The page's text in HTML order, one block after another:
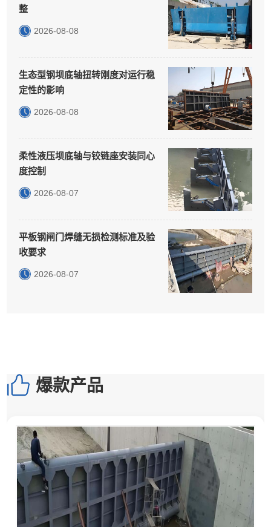
整
2026-08-08
生态型钢坝底轴扭转刚度对运行稳
定性的影响
2026-08-08
柔性液压坝底轴与铰链座安装同心
度控制
2026-08-07
平板钢闸门焊缝无损检测标准及验
收要求
2026-08-07
爆款产品